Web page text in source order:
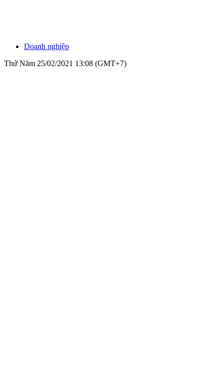
Doanh nghiệp
Thứ Năm 25/02/2021 13:08 (GMT+7)